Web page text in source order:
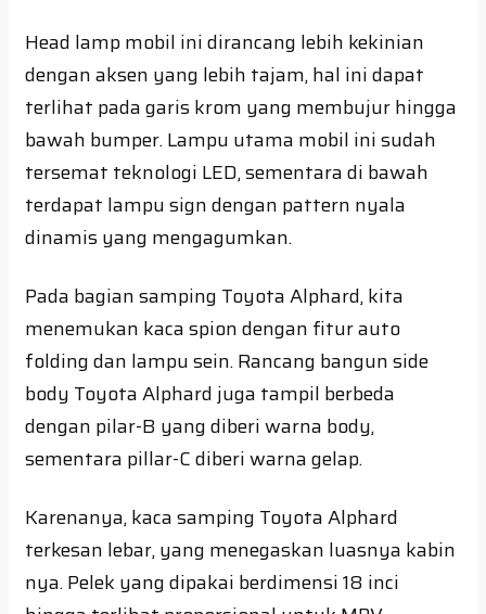
Head lamp mobil ini dirancang lebih kekinian
dengan aksen yang lebih tajam, hal ini dapat
terlihat pada garis krom yang membujur hingga
bawah bumper. Lampu utama mobil ini sudah
tersemat teknologi LED, sementara di bawah
terdapat lampu sign dengan pattern nyala
dinamis yang mengagumkan.
Pada bagian samping Toyota Alphard, kita
menemukan kaca spion dengan fitur auto
folding dan lampu sein. Rancang bangun side
body Toyota Alphard juga tampil berbeda
dengan pilar-B yang diberi warna body,
sementara pillar-C diberi warna gelap.
Karenanya, kaca samping Toyota Alphard
terkesan lebar, yang menegaskan luasnya kabin
nya. Pelek yang dipakai berdimensi 18 inci